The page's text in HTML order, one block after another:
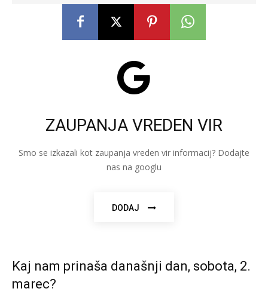
ZAUPANJA VREDEN VIR
Smo se izkazali kot zaupanja vreden vir informacij? Dodajte
nas na googlu
DODAJ
Kaj nam prinaša današnji dan, sobota, 2.
marec?